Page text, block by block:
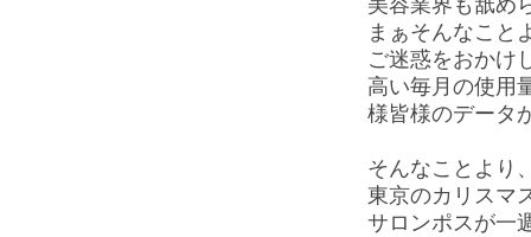
美容業界も舐め
まぁそんなこと
ご迷惑をおかけ
高い毎月の使用
様皆様のデータ
そんなことより
東京のカリスマ
サロンポスが一